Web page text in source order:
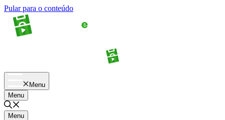
Pular para o conteúdo
Menu
Menu
Menu